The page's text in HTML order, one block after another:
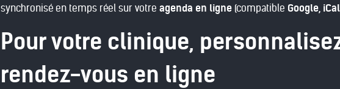
synchronisé en temps réel sur votre agenda en ligne (compatible Google,
Pour votre clinique,
rendez-vous en ligne